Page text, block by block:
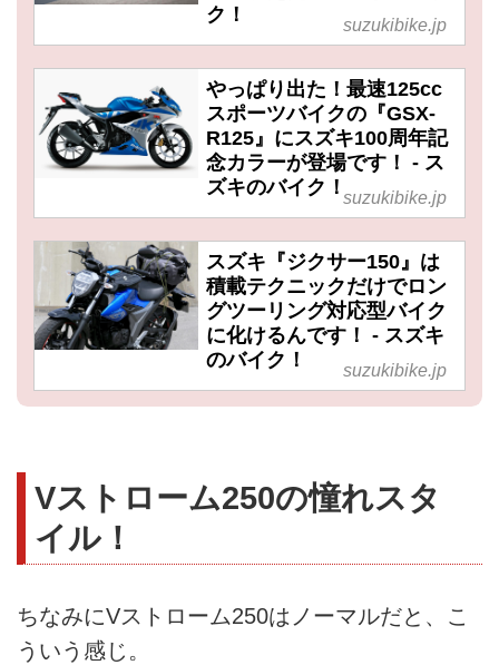
ク！
suzukibike.jp
やっぱり出た！最速125cc
スポーツバイクの『GSX-
R125』にスズキ100周年記
念カラーが登場です！ - ス
ズキのバイク！ suzukibike.jp
スズキ『ジクサー150』は
積載テクニックだけでロン
グツーリング対応型バイク
に化けるんです！ - スズキ
のバイク！
suzukibike.jp
Vストローム250の憧れスタ
イル！
ちなみにVストローム250はノーマルだと、こ
ういう感じ。